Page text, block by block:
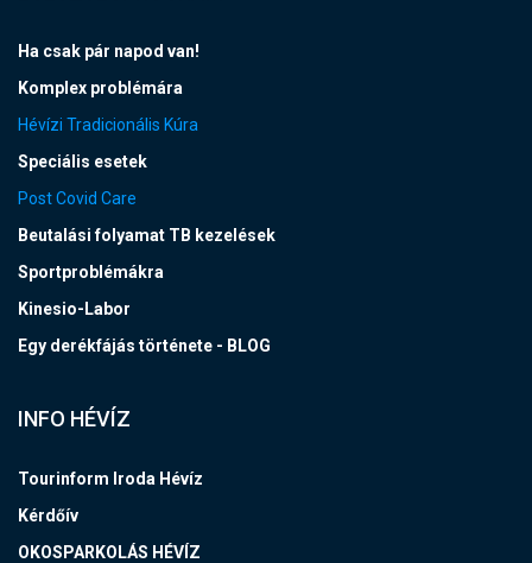
Ha csak pár napod van!
Komplex problémára
Hévízi Tradicionális Kúra
Speciális esetek
Post Covid Care
Beutalási folyamat TB kezelések
Sportproblémákra
Kinesio-Labor
Egy derékfájás története - BLOG
INFO HÉVÍZ
Tourinform Iroda Hévíz
Kérdőív
OKOSPARKOLÁS HÉVÍZ